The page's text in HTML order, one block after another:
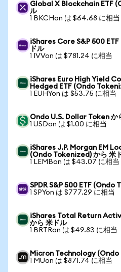
Global X Blockchain ETF
ル
1 BKCHon は $64.68 に相当
iShares Core S&P 500
ドル
1 IVVon は $781.24 に相当
iShares Euro High Yield
Hedged ETF (Ondo
1 EUHYon は $53.75 に相当
Ondo U.S. Dollar Token か
1 USDon は $1.00 に相当
iShares J.P. Morgan EM
(Ondo Tokenized) から 米
1 LEMBon は $43.07 に相当
SPDR S&P 500 ETF (Ondo
1 SPYon は $777.29 に相当
iShares Total Return
から 米ドル
1 BRTRon は $49.83 に相当
Micron Technology (Ondo
1 MUon は $871.74 に相当